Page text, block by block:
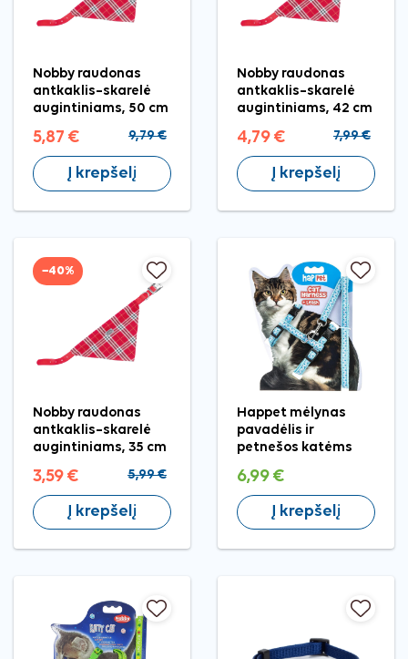
Nobby raudonas
antkaklis–skarelė
augintiniams, 50 cm
5,87 € 9,79 €
Į krepšelį
Nobby raudonas
antkaklis–skarelė
augintiniams, 42 cm
4,79 € 7,99 €
Į krepšelį
−40%
Nobby raudonas
antkaklis–skarelė
augintiniams, 35 cm
3,59 € 5,99 €
Į krepšelį
Happet mėlynas
pavadėlis ir
petnešos katėms
6,99 €
Į krepšelį